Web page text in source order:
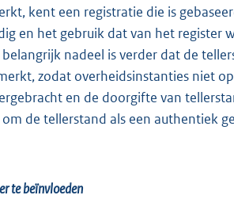
kent een registratie die is
en het gebruik dat van het register
nadeel is verder dat de
zodat overheidsinstanties niet
en de doorgifte van
de tellerstand als een authentiek
te beïnvloeden